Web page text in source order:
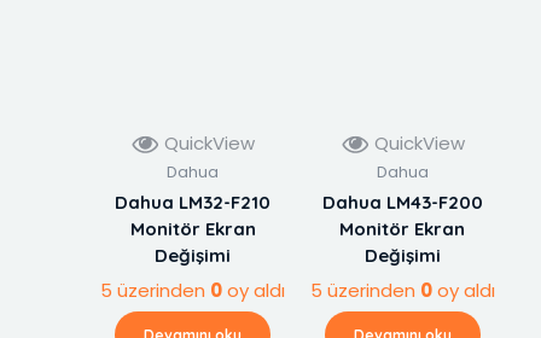
QuickView
Dahua
Dahua LM32-F210
Monitör Ekran
Değişimi
5 üzerinden 0oy aldı
QuickView
Dahua
Dahua LM43-F200
Monitör Ekran
Değişimi
5 üzerinden 0oy aldı